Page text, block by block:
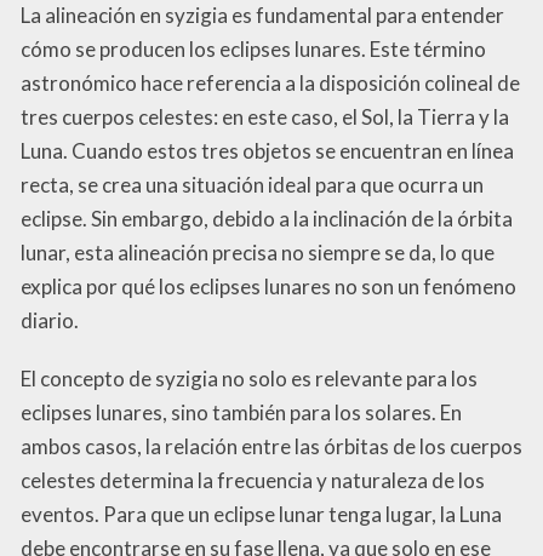
La alineación en syzigia es fundamental para entender
cómo se producen los eclipses lunares. Este término
astronómico hace referencia a la disposición colineal de
tres cuerpos celestes: en este caso, el Sol, la Tierra y la
Luna. Cuando estos tres objetos se encuentran en línea
recta, se crea una situación ideal para que ocurra un
eclipse. Sin embargo, debido a la inclinación de la órbita
lunar, esta alineación precisa no siempre se da, lo que
explica por qué los eclipses lunares no son un fenómeno
diario.
El concepto de syzigia no solo es relevante para los
eclipses lunares, sino también para los solares. En
ambos casos, la relación entre las órbitas de los cuerpos
celestes determina la frecuencia y naturaleza de los
eventos. Para que un eclipse lunar tenga lugar, la Luna
debe encontrarse en su fase llena, ya que solo en ese